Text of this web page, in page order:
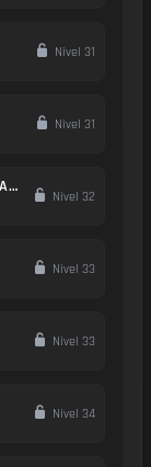
Nivel 31
Nivel 31
SILENCIADOR DE COMBATE A CORTA DISTANCIA
Nivel 32
Nivel 33
Nivel 33
Nivel 34